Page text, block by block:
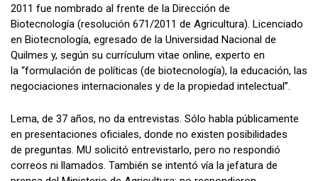
2011 fue nombrado al frente de la Dirección de
Biotecnología (resolución 671/2011 de Agricultura). Licenciado
en Biotecnología, egresado de la Universidad Nacional de
Quilmes y, según su currículum vitae online, experto en
la “formulación de políticas (de biotecnología), la educación, las
negociaciones internacionales y de la propiedad intelectual”.
Lema, de 37 años, no da entrevistas. Sólo habla públicamente
en presentaciones oficiales, donde no existen posibilidades
de preguntas. MU solicitó entrevistarlo, pero no respondió
correos ni llamados. También se intentó vía la jefatura de